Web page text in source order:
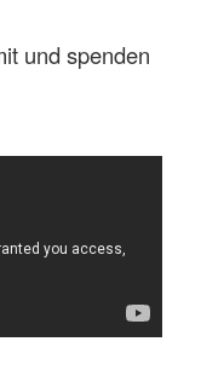
und spenden